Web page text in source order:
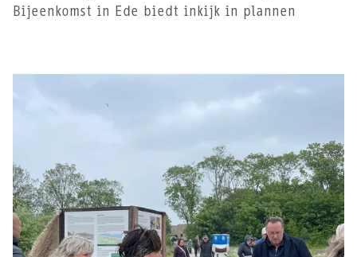
Bijeenkomst in Ede biedt inkijk in plannen